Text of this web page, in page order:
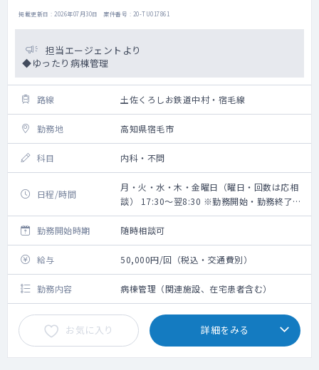
掲載更新日 : 2026年07月30日 案件番号 : 20-TU017861
担当エージェントより
◆ゆったり病棟管理
路線 土佐くろしお鉄道中村・宿毛線
勤務地 高知県宿毛市
科目 内科・不問
日程/時間
月・火・水・木・金曜日（曜日・回数は応相
談） 17:30～翌8:30 ※勤務開始・勤務終了時
間の相談可能
勤務開始時期
随時相談可
給与 50,000円/回（税込・交通費別）
勤務内容 病棟管理（関連施設、在宅患者含む）
お気に入り 詳細をみる